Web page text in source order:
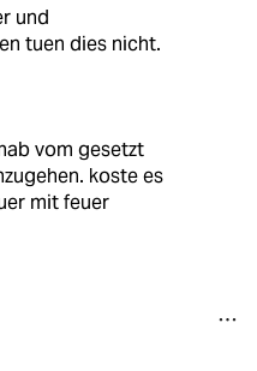
und
tuen dies nicht.
vom gesetzt
koste es
mit feuer